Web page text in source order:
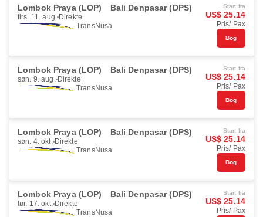
Lombok Praya (LOP) Bali Denpasar (DPS)
tirs. 11. aug. Direkte
TransNusa
Start fra
US$ 25.14
Pris/ Pax
Bog
Lombok Praya (LOP) Bali Denpasar (DPS)
søn. 9. aug. Direkte
TransNusa
Start fra
US$ 25.14
Pris/ Pax
Bog
Lombok Praya (LOP) Bali Denpasar (DPS)
søn. 4. okt. Direkte
TransNusa
Start fra
US$ 25.14
Pris/ Pax
Bog
Lombok Praya (LOP) Bali Denpasar (DPS)
lør. 17. okt. Direkte
TransNusa
Start fra
US$ 25.14
Pris/ Pax